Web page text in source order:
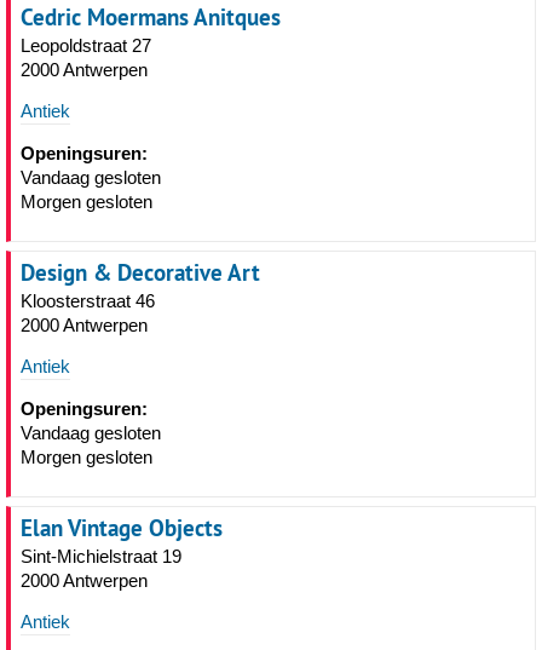
Cedric Moermans Anitques
Leopoldstraat 27
2000 Antwerpen
Antiek
Openingsuren:
Vandaag gesloten
Morgen gesloten
Design & Decorative Art
Kloosterstraat 46
2000 Antwerpen
Antiek
Openingsuren:
Vandaag gesloten
Morgen gesloten
Elan Vintage Objects
Sint-Michielstraat 19
2000 Antwerpen
Antiek